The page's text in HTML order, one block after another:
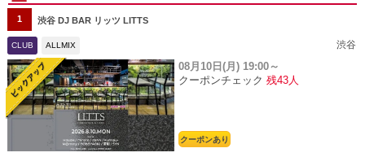
1 渋谷 DJ BAR リッツ LITTS
CLUB ALLMIX 渋谷
08月10日(月) 19:00～
クーポンチェック 残43人
クーポンあり